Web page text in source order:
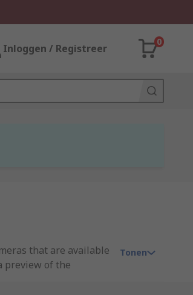
Inloggen / Registreer
0
that are available
preview of the
Tonen